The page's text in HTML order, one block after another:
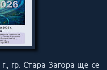
гр. Стара Загора ще се